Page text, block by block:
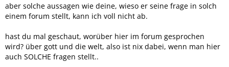
aber solche aussagen wie deine, wieso er seine frage in solch
einem forum stellt, kann ich voll nicht ab.
hast du mal geschaut, worüber hier im forum gesprochen
wird? über gott und die welt, also ist nix dabei, wenn man hier
auch SOLCHE fragen stellt..